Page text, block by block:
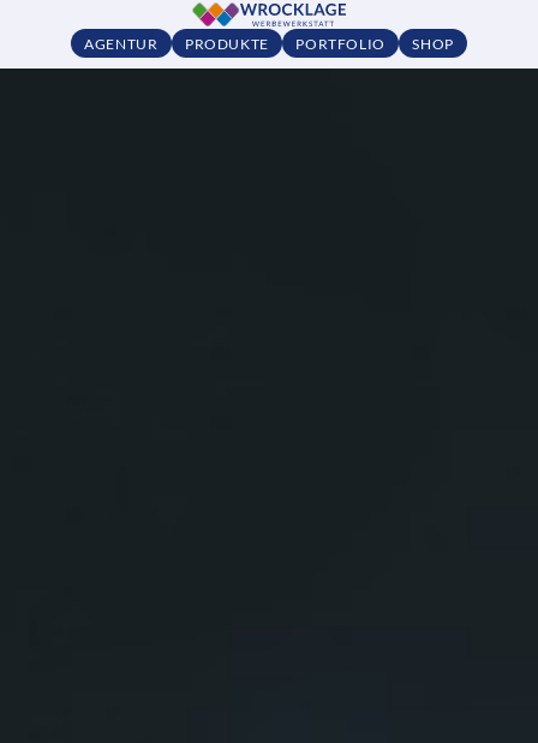
AGENTUR PRODUKTE PORTFOLIO SHOP